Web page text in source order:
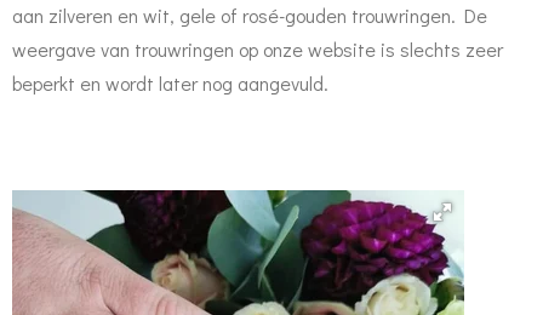
aan zilveren en wit, gele of rosé-gouden trouwringen. De
weergave van trouwringen op onze website is slechts zeer
beperkt en wordt later nog aangevuld.